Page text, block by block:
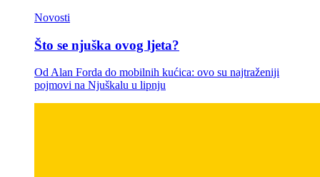
Novosti
Što se njuška ovog ljeta?
Od Alan Forda do mobilnih kućica: ovo su najtraženiji
pojmovi na Njuškalu u lipnju